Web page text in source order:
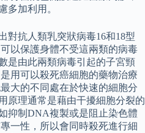
多加利用。
對抗人類乳突狀病毒16和18型
可以保護身體不受這兩類的病毒
是由此兩類病毒引起的子宮頸
用可以殺死癌細胞的藥物治療
大的不同處在於快速的細胞分
原理通常是藉由干擾細胞分裂的
抑制DNA複製或是阻止染色體
一性，所以會同時殺死進行細